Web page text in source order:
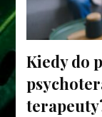
Kiedy do